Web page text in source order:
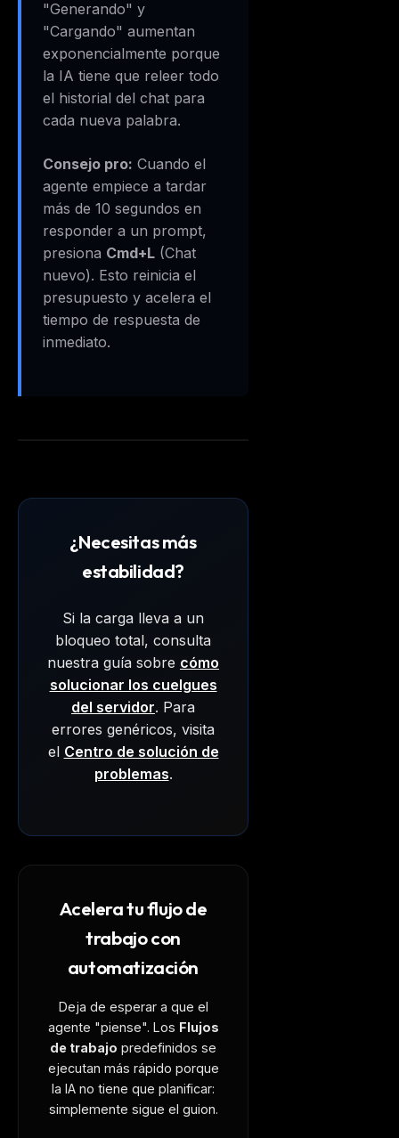
"Generando" y
"Cargando" aumentan
exponencialmente porque
la IA tiene que releer todo
el historial del chat para
cada nueva palabra.
Consejo pro: Cuando el
agente empiece a tardar
más de 10 segundos en
responder a un prompt,
presiona Cmd+L (Chat
nuevo). Esto reinicia el
presupuesto y acelera el
tiempo de respuesta de
inmediato.
¿Necesitas más
estabilidad?
Si la carga lleva a un
bloqueo total, consulta
nuestra guía sobre cómo
solucionar los cuelgues
del servidor. Para
errores genéricos, visita
el Centro de solución de
problemas.
Acelera tu flujo de
trabajo con
automatización
Deja de esperar a que el
agente "piense". Los Flujos
de trabajo predefinidos se
ejecutan más rápido porque
la IA no tiene que planificar:
simplemente sigue el guion.